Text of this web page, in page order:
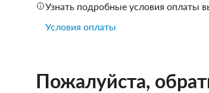
Узнать подробные условия оплаты
Условия оплаты
Пожалуйста,